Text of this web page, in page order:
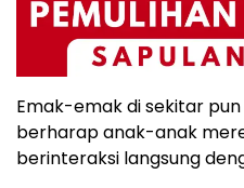
Emak-emak di sekitar
berharap anak-anak
berinteraksi langsung